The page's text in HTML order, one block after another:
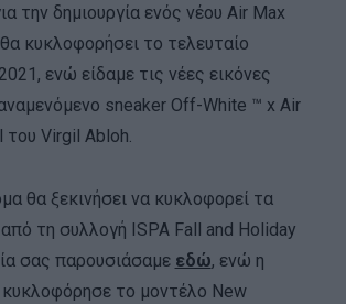
την δημιουργία ενός νέου Air Max
κυκλοφορήσει το τελευταίο
ενώ είδαμε τις νέες εικόνες
sneaker Off-White ™ x Air
του Virgil Abloh.
θα ξεκινήσει να κυκλοφορεί τα
τη συλλογή ISPA Fall and Holiday
σας παρουσιάσαμε εδώ, ενώ η
κυκλοφόρησε το μοντέλο New